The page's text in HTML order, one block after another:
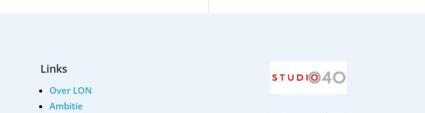
Links
Over LON
Ambitie